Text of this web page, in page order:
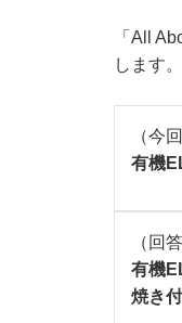
「All
します。
（今
有機
（回答
有機
焼き